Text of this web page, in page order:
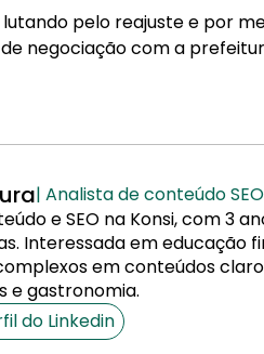
pelo reajuste e por
negociação com a
| Analista de conteúdo
e SEO na Konsi, com 3
Interessada em educação
em conteúdos
e gastronomia.
do Linkedin